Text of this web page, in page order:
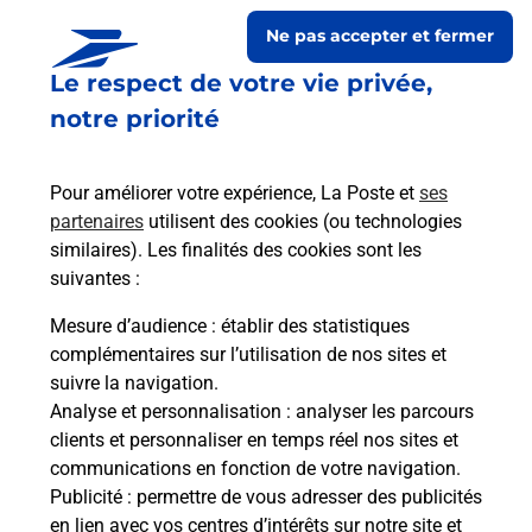
Le respect de votre vie privée,
notre priorité
Pour améliorer votre expérience, La Poste et ses
partenaires utilisent des cookies (ou technologies
similaires). Les finalités des cookies sont les
suivantes :
Mesure d’audience : établir des statistiques
complémentaires sur l’utilisation de nos sites et
suivre la navigation.
Analyse et personnalisation : analyser les parcours
clients et personnaliser en temps réel nos sites et
communications en fonction de votre navigation.
Publicité : permettre de vous adresser des publicités
en lien avec vos centres d’intérêts sur notre site et
Ne pas accepter et fermer
Prochaine collecte du courrierlundià 09h00
52 Rue Principale
68500 Rimbach Pres Guebwiller
Itinéraire
Le lien s'ouvre dans un nouvel onglet